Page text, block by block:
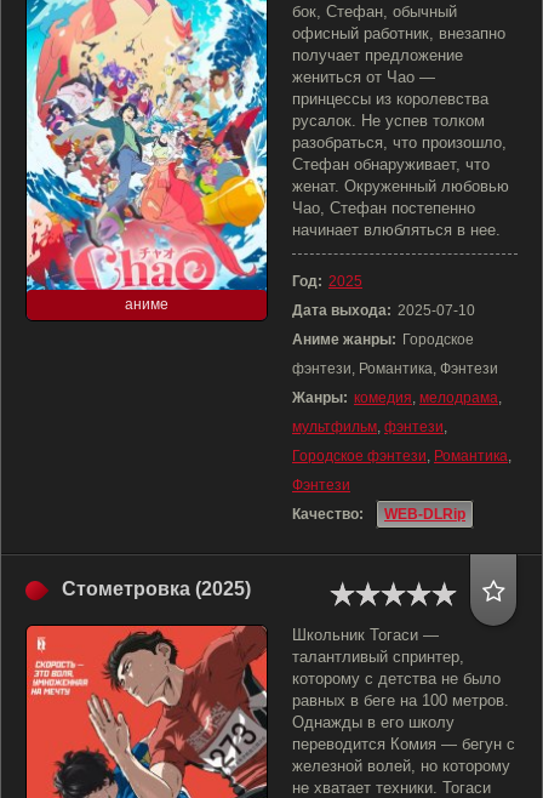
аниме
бок, Стефан, обычный
офисный работник, внезапно
получает предложение
жениться от Чао —
принцессы из королевства
русалок. Не успев толком
разобраться, что произошло,
Стефан обнаруживает, что
женат. Окруженный любовью
Чао, Стефан постепенно
начинает влюбляться в нее.
Год: 2025
Дата выхода: 2025-07-10
Аниме жанры: Городское
фэнтези, Романтика, Фэнтези
Жанры: комедия, мелодрама,
мультфильм, фэнтези,
Городское фэнтези, Романтика,
Фэнтези
Качество:
WEB-DLRip
Стометровка (2025)
Школьник Тогаси —
талантливый спринтер,
которому с детства не было
равных в беге на 100 метров.
Однажды в его школу
переводится Комия — бегун с
железной волей, но которому
не хватает техники. Тогаси